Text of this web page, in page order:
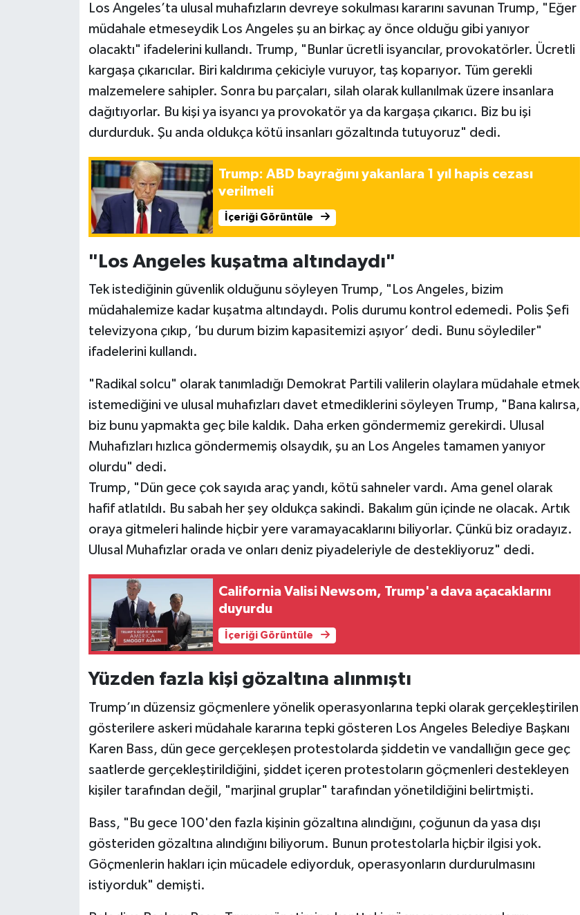
Los Angeles’ta ulusal muhafızların devreye sokulması kararını savunan Trump, "Eğer
müdahale etmeseydik Los Angeles şu an birkaç ay önce olduğu gibi yanıyor
olacaktı" ifadelerini kullandı. Trump, "Bunlar ücretli isyancılar, provokatörler. Ücretli
kargaşa çıkarıcılar. Biri kaldırıma çekiciyle vuruyor, taş koparıyor. Tüm gerekli
malzemelere sahipler. Sonra bu parçaları, silah olarak kullanılmak üzere insanlara
dağıtıyorlar. Bu kişi ya isyancı ya provokatör ya da kargaşa çıkarıcı. Biz bu işi
durdurduk. Şu anda oldukça kötü insanları gözaltında tutuyoruz" dedi.
Trump: ABD bayrağını yakanlara 1 yıl hapis cezası
verilmeli
İçeriği Görüntüle
"Los Angeles kuşatma altındaydı"
Tek istediğinin güvenlik olduğunu söyleyen Trump, "Los Angeles, bizim
müdahalemize kadar kuşatma altındaydı. Polis durumu kontrol edemedi. Polis Şefi
televizyona çıkıp, ‘bu durum bizim kapasitemizi aşıyor’ dedi. Bunu söylediler"
ifadelerini kullandı.
"Radikal solcu" olarak tanımladığı Demokrat Partili valilerin olaylara müdahale etmek
istemediğini ve ulusal muhafızları davet etmediklerini söyleyen Trump, "Bana kalırsa,
biz bunu yapmakta geç bile kaldık. Daha erken göndermemiz gerekirdi. Ulusal
Muhafızları hızlıca göndermemiş olsaydık, şu an Los Angeles tamamen yanıyor
olurdu" dedi.
Trump, "Dün gece çok sayıda araç yandı, kötü sahneler vardı. Ama genel olarak
hafif atlatıldı. Bu sabah her şey oldukça sakindi. Bakalım gün içinde ne olacak. Artık
oraya gitmeleri halinde hiçbir yere varamayacaklarını biliyorlar. Çünkü biz oradayız.
Ulusal Muhafızlar orada ve onları deniz piyadeleriyle de destekliyoruz" dedi.
California Valisi Newsom, Trump'a dava açacaklarını
duyurdu
İçeriği Görüntüle
Yüzden fazla kişi gözaltına alınmıştı
Trump’ın düzensiz göçmenlere yönelik operasyonlarına tepki olarak gerçekleştirilen
gösterilere askeri müdahale kararına tepki gösteren Los Angeles Belediye Başkanı
Karen Bass, dün gece gerçekleşen protestolarda şiddetin ve vandallığın gece geç
saatlerde gerçekleştirildiğini, şiddet içeren protestoların göçmenleri destekleyen
kişiler tarafından değil, "marjinal gruplar" tarafından yönetildiğini belirtmişti.
Bass, "Bu gece 100'den fazla kişinin gözaltına alındığını, çoğunun da yasa dışı
gösteriden gözaltına alındığını biliyorum. Bunun protestolarla hiçbir ilgisi yok.
Göçmenlerin hakları için mücadele ediyorduk, operasyonların durdurulmasını
istiyorduk" demişti.